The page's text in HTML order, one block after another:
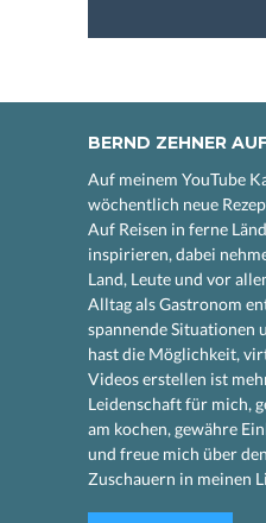
BERND ZEHNER
Auf meinem YouTube
wöchentlich neue
Auf Reisen in ferne
inspirieren, dabei
Land, Leute und vor
Alltag als Gastronom
spannende Situationen
hast die Möglichkeit,
Videos erstellen ist
Leidenschaft für mich,
am kochen, gewähre
und freue mich über
Zuschauern in meinen